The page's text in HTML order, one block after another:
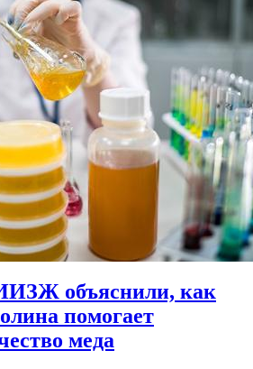
объяснили, как
помогает
меда